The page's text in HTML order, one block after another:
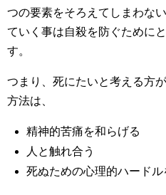
つの要素をそろえてしまわな
ていく事は自殺を防ぐために
す。
つまり、死にたいと考える方
方法は、
精神的苦痛を和らげる
人と触れ合う
死ぬための心理的ハードル